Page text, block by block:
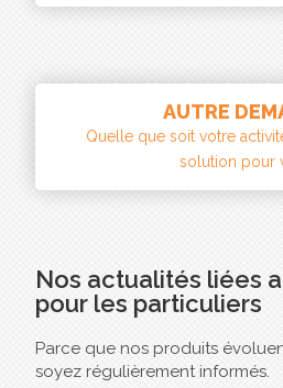
AUTRE
Quelle que soit votre
solution pour
Nos actualités liées
pour les particuliers
Parce que nos produits
soyez régulièrement informés.